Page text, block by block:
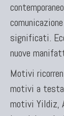
significati.
nuove
Motivi
motivi a testa
motivi Yildiz,